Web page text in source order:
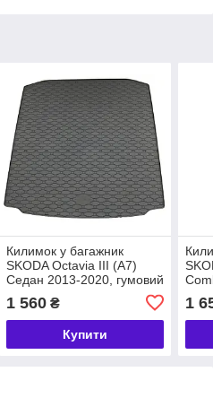
Килимок у багажник
SKODA Octavia III (A7)
Седан 2013-2020, гумовий
1 560₴
Купити
1